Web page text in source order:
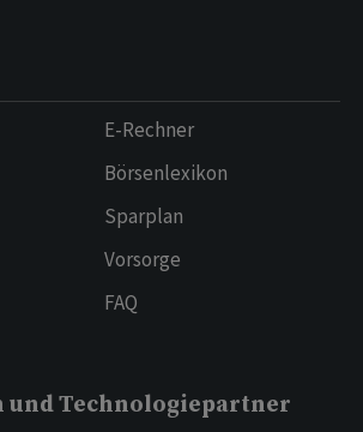
E-Rechner
Börsenlexikon
Sparplan
Vorsorge
FAQ
und Technologiepartner